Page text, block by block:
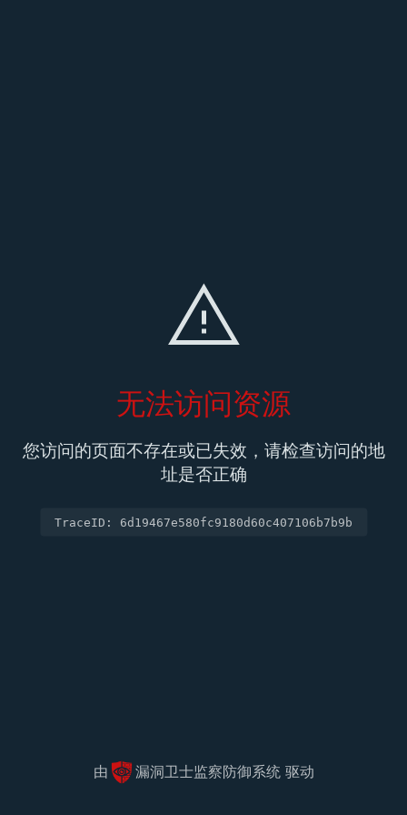
无法访问资源
您访问的页面不存在或已失效，请检查访问的地
址是否正确
TraceID: 6d19467e580fc9180d60c407106b7b9b
由 漏洞卫士监察防御系统 驱动